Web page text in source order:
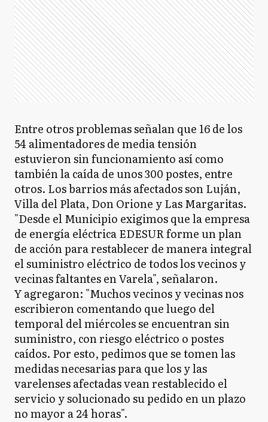
Entre otros problemas señalan que 16 de los
54 alimentadores de media tensión
estuvieron sin funcionamiento así como
también la caída de unos 300 postes, entre
otros. Los barrios más afectados son Luján,
Villa del Plata, Don Orione y Las Margaritas.
"Desde el Municipio exigimos que la empresa
de energía eléctrica EDESUR forme un plan
de acción para restablecer de manera integral
el suministro eléctrico de todos los vecinos y
vecinas faltantes en Varela", señalaron.
Y agregaron: "Muchos vecinos y vecinas nos
escribieron comentando que luego del
temporal del miércoles se encuentran sin
suministro, con riesgo eléctrico o postes
caídos. Por esto, pedimos que se tomen las
medidas necesarias para que los y las
varelenses afectadas vean restablecido el
servicio y solucionado su pedido en un plazo
no mayor a 24 horas".